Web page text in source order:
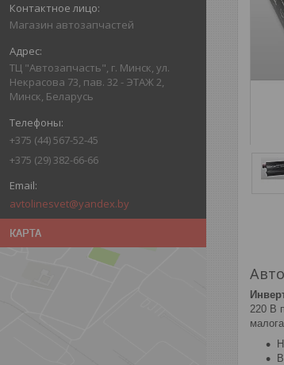
Магазин автозапчастей
ТЦ "Автозапчасть", г. Минск, ул.
Некрасова 73, пав. 32 - ЭТАЖ 2,
Минск, Беларусь
+375 (44) 567-52-45
+375 (29) 382-66-66
avtolinesvet@yandex.by
КАРТА
220 В